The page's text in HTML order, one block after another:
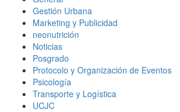
Gestión Urbana
Marketing y Publicidad
neonutrición
Noticias
Posgrado
Protocolo y Organización de Eventos
Psicología
Transporte y Logística
UCJC